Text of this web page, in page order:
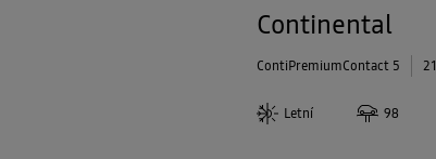
Continental
ContiPremiumContact 5
Letní 98